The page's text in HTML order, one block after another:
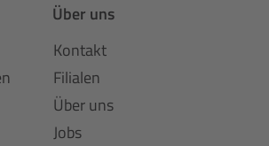
Über uns
Kontakt
Filialen
Über uns
Jobs